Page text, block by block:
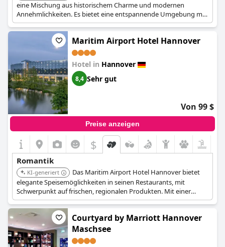
eine Mischung aus historischem Charme und modernen
Annehmlichkeiten. Es bietet eine entspannende Umgebung mit
komfortablen Zimmern und ist für seine Spa-Einrichtungen
bekannt. Der einzigartige Charakter des Hotels und die günstige
Lage machen es zu einer ausgezeichneten Wahl.
Maritim Airport Hotel Hannover
Hotel in Hannover
8,4 Sehr gut
Von 99 $
Preise anzeigen
$
Romantik
KI-generiert
Das Maritim Airport Hotel Hannover bietet
elegante Speisemöglichkeiten in seinen Restaurants, mit
Schwerpunkt auf frischen, regionalen Produkten. Mit einer
eleganten Atmosphäre und tadellosem Service ist es für ein
romantisches Date geeignet. Das Hotel verfügt auch über eine
Bar zur Entspannung.Courtyard by Marriott Hannover
Maschsee